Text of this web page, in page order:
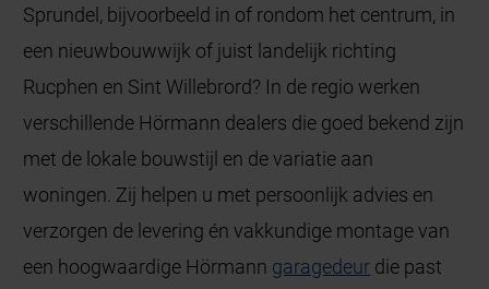
Sprundel, bijvoorbeeld in of rondom het centrum, in
een nieuwbouwwijk of juist landelijk richting
Rucphen en Sint Willebrord? In de regio werken
verschillende Hörmann dealers die goed bekend zijn
met de lokale bouwstijl en de variatie aan
woningen. Zij helpen u met persoonlijk advies en
verzorgen de levering én vakkundige montage van
een hoogwaardige Hörmann garagedeur die past